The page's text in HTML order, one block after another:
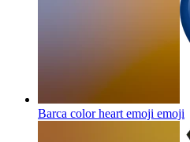
Barca color heart emoji emoji